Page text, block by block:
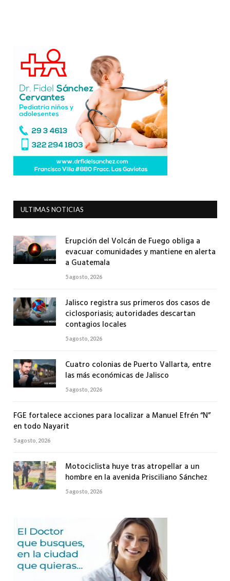
ULTIMAS NOTICIAS
Erupción del Volcán de Fuego obliga a
evacuar comunidades y mantiene en alerta
a Guatemala
5 agosto, 2026
Jalisco registra sus primeros dos casos de
ciclosporiasis; autoridades descartan
contagios locales
5 agosto, 2026
Cuatro colonias de Puerto Vallarta, entre
las más económicas de Jalisco
5 agosto, 2026
FGE fortalece acciones para localizar a Manuel Efrén “N”
en todo Nayarit
5 agosto, 2026
Motociclista huye tras atropellar a un
hombre en la avenida Prisciliano Sánchez
5 agosto, 2026